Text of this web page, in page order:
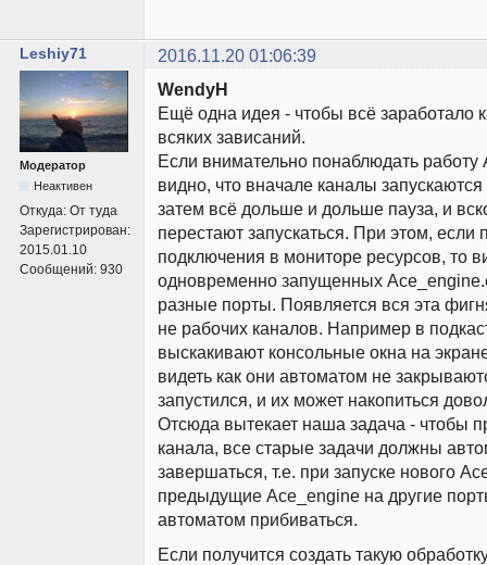
Leshiy71 2016.11.20 01:06:39
Модератор
Неактивен
Откуда: От туда
Зарегистрирован:
2015.01.10
Сообщений: 930
WendyH
Ещё одна идея - чтобы всё заработало
всяких зависаний.
Если внимательно понаблюдать работу
видно, что вначале каналы
затем всё дольше и дольше пауза, и
перестают запускаться. При этом, если
подключения в мониторе ресурсов, то
одновременно запущенных
разные порты. Появляется вся эта
не рабочих каналов. Например в
выскакивают консольные окна на
видеть как они автоматом не
запустился, и их может накопиться
Отсюда вытекает наша задача - чтобы
канала, все старые задачи должны
завершаться, т.е. при запуске нового
предыдущие Ace_engine на другие
автоматом прибиваться.
Если получится создать такую